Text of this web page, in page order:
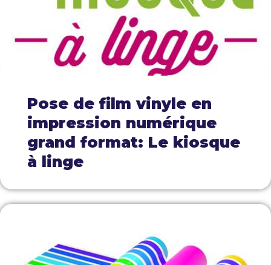
Pose de film vinyle en
impression numérique
grand format: Le kiosque
à linge